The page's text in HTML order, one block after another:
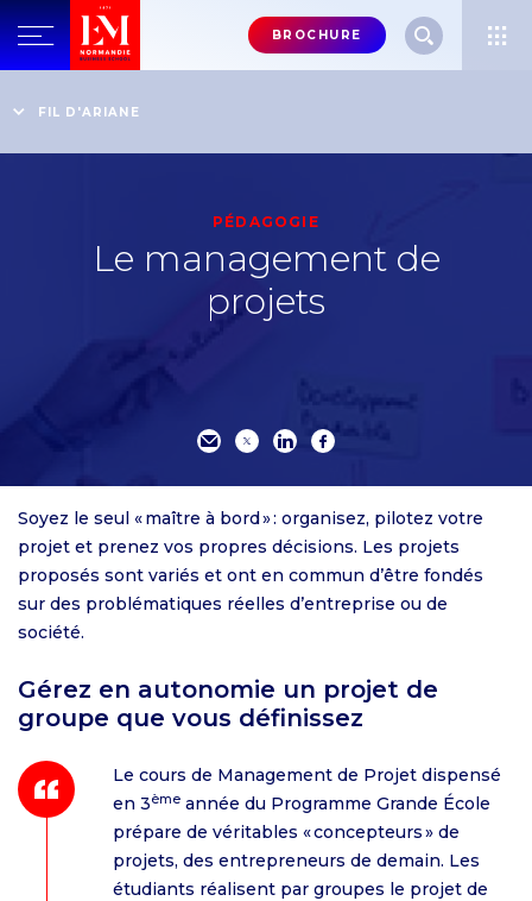
Menu
header-
BROCHURE
FIL D'ARIANE
Vivez des expériences pédagogiques engageantes
PÉDAGOGIE
Le management de
projets
Soyez le seul « maître à bord » : organisez, pilotez votre
projet et prenez vos propres décisions. Les projets
proposés sont variés et ont en commun d’être fondés
sur des problématiques réelles d’entreprise ou de
société.
Gérez en autonomie un projet de
groupe que vous définissez
Le cours de Management de Projet dispensé
en 3ème année du Programme Grande École
prépare de véritables « concepteurs » de
projets, des entrepreneurs de demain. Les
étudiants réalisent par groupes le projet de